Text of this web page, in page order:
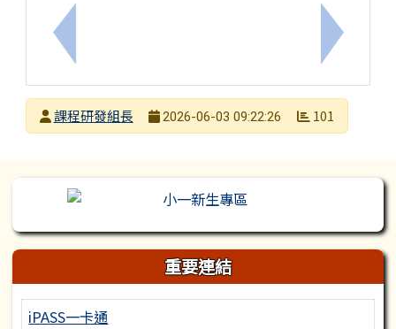
上一筆：轉知國立屏東大學辦理115學年度偏遠地區
下一筆：
發布者
課程研發組長
2026-06-03 09:22:26 101
左邊區域內容
重要連結
iPASS一卡通